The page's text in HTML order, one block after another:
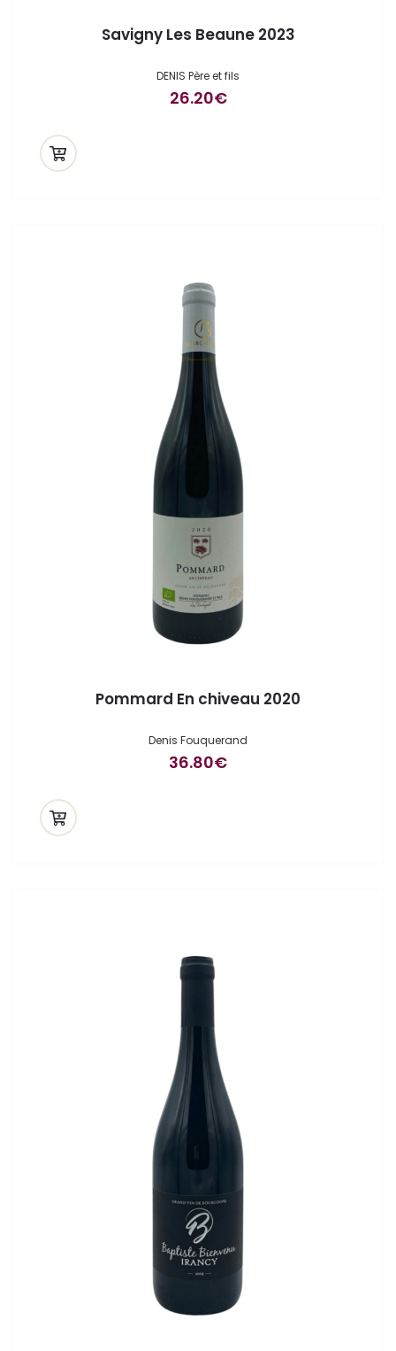
Savigny Les Beaune 2023
DENIS Père et fils
26.20€
Pommard En chiveau 2020
Denis Fouquerand
36.80€